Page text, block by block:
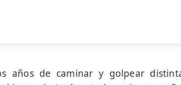
años de caminar y golpear